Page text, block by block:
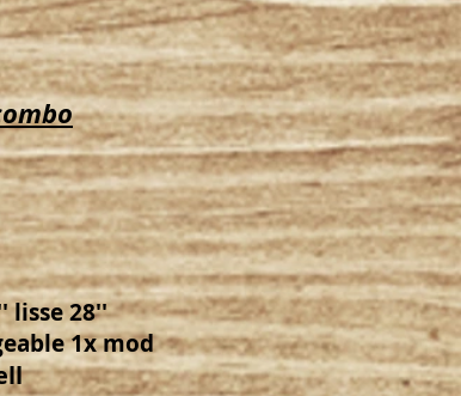
lisse 28''
1x mod